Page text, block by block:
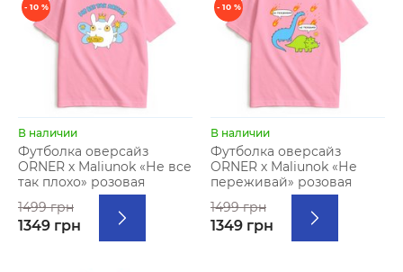
- 10 %
В наличии
Футболка оверсайз
ORNER х Maliunok «Не все
так плохо» розовая
1499 грн
1349 грн
- 10 %
В наличии
Футболка оверсайз
ORNER х Maliunok «Не
переживай» розовая
1499 грн
1349 грн